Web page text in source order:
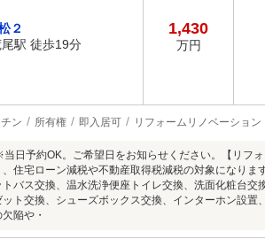
２
尾駅 徒歩19分
1,430
万円
ン 所有権 即入居可 リフォームリノベーション
日予約OK。ご希望日をお知らせください。【リフ
住宅ローン減税や不動産取得税減税の対象になり
バス交換、温水洗浄便座トイレ交換、洗面化粧台
ト交換、シューズボックス交換、インターホン設
陥や・